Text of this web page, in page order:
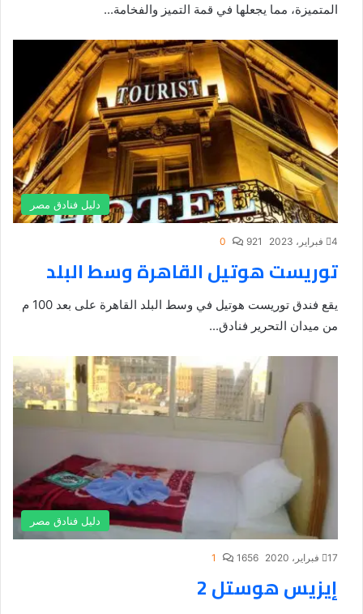
المتميزة، مما يجعلها في قمة التميز والفخامة...
دليل فنادق مصر
4 فبراير، 2023 921
0
توريست هوتيل القاهرة وسط البلد
يقع فندق توريست هوتيل في وسط البلد القاهرة على بعد 100 م
من ميدان التحرير فنادق...
دليل فنادق مصر
17 فبراير، 2020 1656
1
إيزيس هوستل 2